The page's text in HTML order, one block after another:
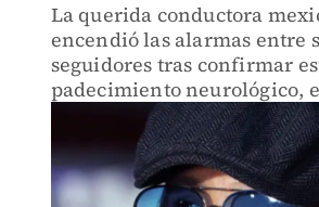
La querida conductora
encendió las alarmas entre
seguidores tras confirmar
padecimiento neurológico,
suma a sus batallas contra
y la esclerosis lateral